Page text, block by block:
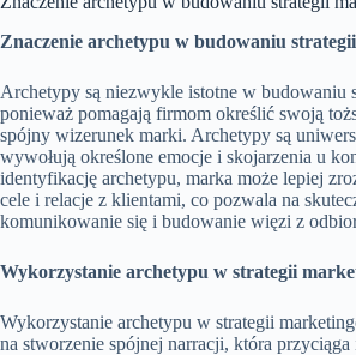
Znaczenie archetypu w budowaniu
Archetypy są niezwykle istotne w budowaniu
ponieważ pomagają firmom określić swoją
spójny wizerunek marki. Archetypy są
wywołują określone emocje i skojarzenia u
identyfikację archetypu, marka może lepiej
cele i relacje z klientami, co pozwala na
komunikowanie się i budowanie więzi z
Wykorzystanie archetypu w strategii
Wykorzystanie archetypu w strategii
na stworzenie spójnej narracji, która przyciąga